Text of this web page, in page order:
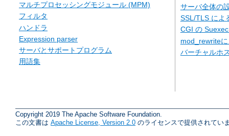
マルチプロセッシングモジュール (MPM)
フィルタ
ハンドラ
Expression parser
サーバとサポートプログラム
用語集
サーバ全体の
SSL/TLS によ
CGI の
mod_rewrite
バーチャルホ
Copyright 2019 The Apache Software Foundation.
この文書は Apache License, Version 2.0 のライセンスで提供されてい